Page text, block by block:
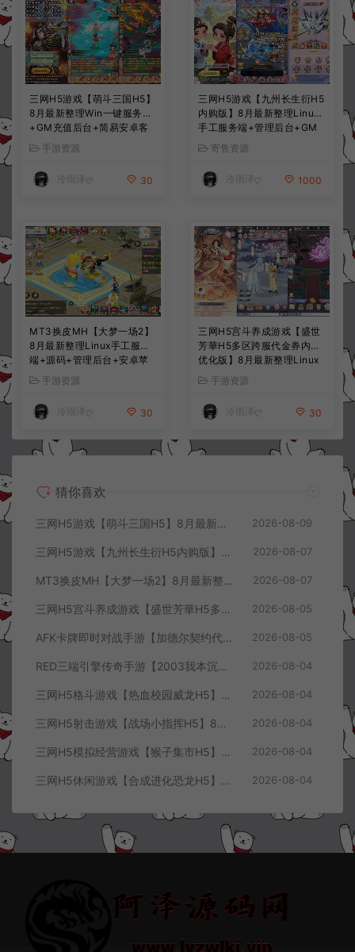
三网H5游戏【萌斗三国H5】
8月最新整理Win一键服务端
+GM充值后台+简易安卓客
户端+详细搭建教程+视频教
手游资源
冷雨泽ღ 30
三网H5游戏【九州长生衍H5
内购版】8月最新整理Linux
手工服务端+管理后台+GM
授权后台+简易安卓客户端
+详细搭建教程+视频教程
寄售资源
冷雨泽ღ 1000
MT3换皮MH【大梦一场2】
8月最新整理Linux手工服务
端+源码+管理后台+安卓苹
果双端+详细搭建教程+视频
教程
手游资源
冷雨泽ღ 30
三网H5宫斗养成游戏【盛世
芳華H5多区跨服代金券内购
优化版】8月最新整理Linux
手工服务端+CDK授权后台
+全资源安卓+详细搭建教程
+视频教程
手游资源
冷雨泽ღ 30
猜你喜欢
三网H5游戏【萌斗三国H5】8月最新整理Win一键服务端+GM充值后台+简易安卓客户端+详细搭建教程+视频教程 2026-08-09
三网H5游戏【九州长生衍H5内购版】8月最新整理Linux手工服务端+管理后台+GM授权后台+简易安卓客户端+详细搭建教程+视频教程 2026-08-07
MT3换皮MH【大梦一场2】8月最新整理Linux手工服务端+源码+管理后台+安卓苹果双端+详细搭建教程+视频教程 2026-08-07
三网H5宫斗养成游戏【盛世芳華H5多区跨服代金券内购优化版】8月最新整理Linux手工服务端+CDK授权后台+全资源安卓+详细搭建教程+视频教程 2026-08-05
AFK卡牌即时对战手游【加德尔契约代金券内购修复版】8月最新整理Linux手工服务端+前后端全套源码+CDK授权后台+安卓苹果双端+详细搭建教程+视频教程 2026-08-05
RED三端引擎传奇手游【2003我本沉默三职业】8月最新整理Win一键服务端+PC安卓+详细搭建教程 2026-08-04
三网H5格斗游戏【热血校园威龙H5】8月最新整理Linux手工服务端+Win一键服务端+解压即玩+简易安卓客户端+详细搭建教程 2026-08-04
三网H5射击游戏【战场小指挥H5】8月最新整理Linux手工服务端+Win一键服务端+解压即玩+简易安卓客户端+详细搭建教程 2026-08-04
三网H5模拟经营游戏【猴子集市H5】8月最新整理Linux手工服务端+Win一键服务端+解压即玩+简易安卓客户端+详细搭建教程 2026-08-04
三网H5休闲游戏【合成进化恐龙H5】8月最新整理Linux手工服务端+Win一键服务端+解压即玩+简易安卓客户端+详细搭建教程 2026-08-04